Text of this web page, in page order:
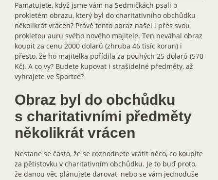
Pamatujete, když jsme vám na Sedmičkách psali o
prokletém obrazu, který byl do charitativního obchůdku
několikrát vrácen? Právě tento obraz našel i přes svou
prokletou auru svého nového majitele. Ten neváhal obraz
koupit za cenu 2000 dolarů (zhruba 46 tisíc korun) i
přesto, že ho majitelka pořídila za pouhých 25 dolarů (570
Kč). A co vy? Budete kupovat i strašidelné předměty, až
vyhrajete ve Sportce?
Obraz byl do obchůdku
s charitativními předměty
několikrát vrácen
Nestane se často, že se rozhodnete vrátit něco, co koupíte
za pětistovku v charitativním obchůdku. Je to buď proto,
že danou věc plánujete darovat, nebo se vám jednoduše